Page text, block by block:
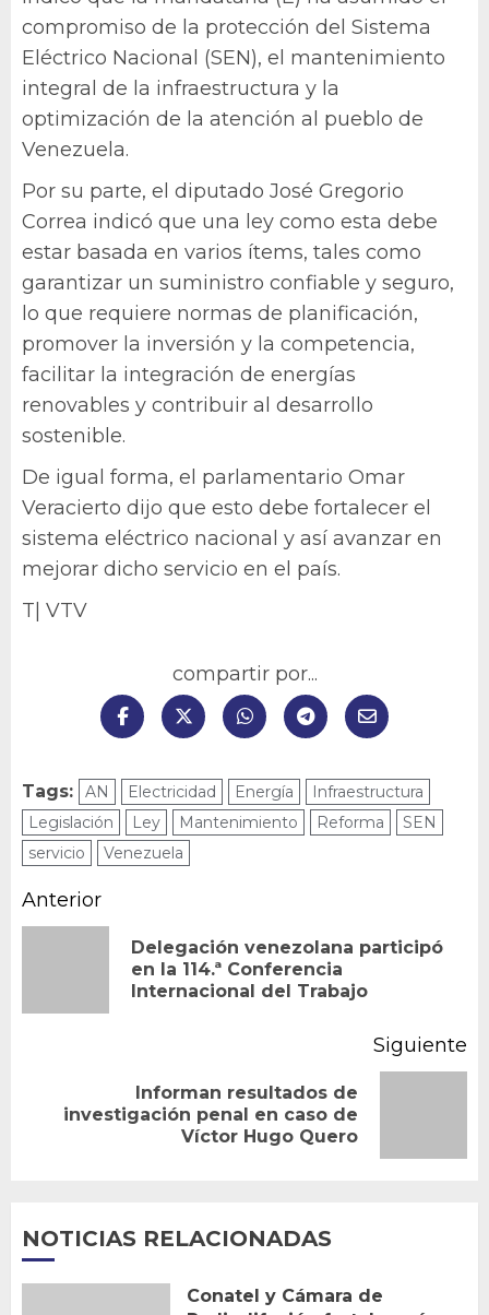
compromiso de la protección del Sistema
Eléctrico Nacional (SEN), el mantenimiento
integral de la infraestructura y la
optimización de la atención al pueblo de
Venezuela.
Por su parte, el diputado José Gregorio
Correa indicó que una ley como esta debe
estar basada en varios ítems, tales como
garantizar un suministro confiable y seguro,
lo que requiere normas de planificación,
promover la inversión y la competencia,
facilitar la integración de energías
renovables y contribuir al desarrollo
sostenible.
De igual forma, el parlamentario Omar
Veracierto dijo que esto debe fortalecer el
sistema eléctrico nacional y así avanzar en
mejorar dicho servicio en el país.
T| VTV
compartir por...
Tags: AN Electricidad Energía
Infraestructura
Legislación
Ley Mantenimiento Reforma
SEN
servicio
Venezuela
Navegación
entradas
Anterior
Delegación venezolana participó
en la 114.ª Conferencia
Internacional del Trabajo
Siguiente
Siguiente
Informan resultados de
investigación penal en caso de
Víctor Hugo Quero
NOTICIAS RELACIONADAS
Conatel y Cámara de